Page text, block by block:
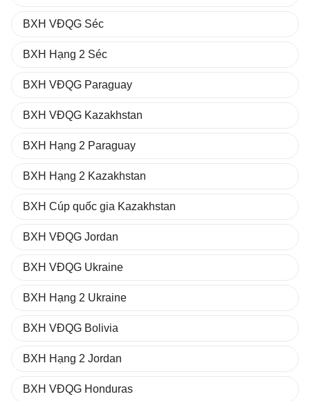
BXH VĐQG Séc
BXH Hạng 2 Séc
BXH VĐQG Paraguay
BXH VĐQG Kazakhstan
BXH Hạng 2 Paraguay
BXH Hạng 2 Kazakhstan
BXH Cúp quốc gia Kazakhstan
BXH VĐQG Jordan
BXH VĐQG Ukraine
BXH Hạng 2 Ukraine
BXH VĐQG Bolivia
BXH Hạng 2 Jordan
BXH VĐQG Honduras